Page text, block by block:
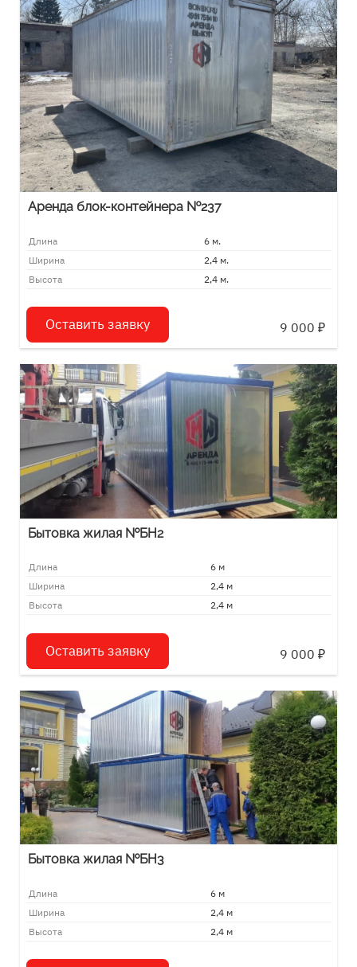
Аренда блок-контейнера №237
Длина
6 м.
Ширина
2,4 м.
Высота
2,4 м.
Оставить заявку 9 000 ₽
Бытовка жилая №БН2
Длина
6 м
Ширина
2,4 м
Высота
2,4 м
Оставить заявку 9 000 ₽
Бытовка жилая №БН3
Длина
6 м
Ширина
2,4 м
Высота
2,4 м